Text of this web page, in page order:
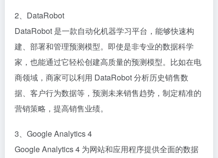
2、DataRobot​
DataRobot 是一款自动化机器学习平台，能够快速构
建、部署和管理预测模型。即使是非专业的数据科学
家，也能通过它轻松创建高质量的预测模型。比如在电
商领域，商家可以利用 DataRobot 分析历史销售数
据、客户行为数据等，预测未来销售趋势，制定精准的
营销策略，提高销售业绩。​
3、Google Analytics 4​
Google Analytics 4 为网站和应用程序提供全面的数据